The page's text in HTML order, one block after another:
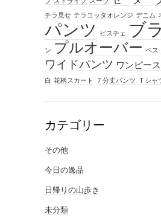
チラ見せ テラコッタオレンジ デニム
パンツ ビスチェ ブ
ン プルオーバー ベス
ワイドパンツ ワンピース
白 花柄スカート ７分丈パンツ Ｔシャ
カテゴリー
その他
今日の逸品
日帰りの山歩き
未分類